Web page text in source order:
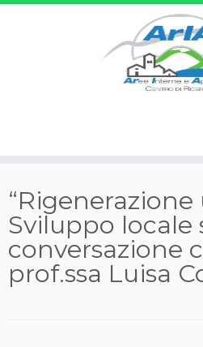
al
contenuto
Sviluppo locale
conversazione
prof.ssa Luisa